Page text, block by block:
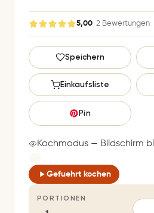
5,00· 2 Bewertungen
G
e
s
e
c
e
r
Speichern
Einkaufsliste
Pin
Kochmodus — Bildschirm
Gefuehrt kochen
PORTIONEN